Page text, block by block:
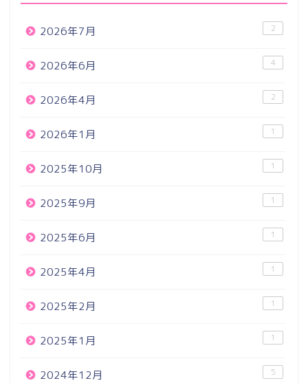
2026年7月 2
2026年6月 4
2026年4月 2
2026年1月 1
2025年10月 1
2025年9月 1
2025年6月 1
2025年4月 1
2025年2月 1
2025年1月 1
2024年12月 5